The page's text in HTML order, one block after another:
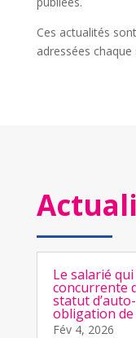
Ces actualités
adressées
Le salarié
concurrente
statut
obligation
Fév 4, 2026